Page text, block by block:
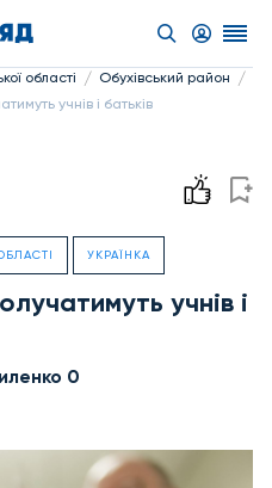
області / Обухівський район /
учнів і батьків
УКРАЇНКА
учнів і
0